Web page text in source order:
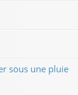
sous une pluie